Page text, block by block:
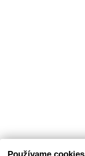
Používame cookies